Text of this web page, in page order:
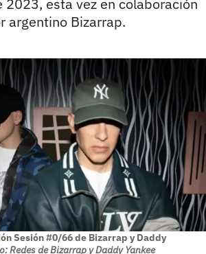
esta vez en colaboración
argentino Bizarrap.
Sesión #0/66 de Bizarrap y Daddy
Redes de Bizarrap y Daddy Yankee